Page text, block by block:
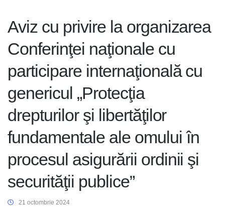
Aviz cu privire la organizarea
Conferinţei naţionale cu
participare internaţională cu
genericul „Protecţia
drepturilor şi libertăţilor
fundamentale ale omului în
procesul asigurării ordinii şi
securităţii publice”
21 octombrie 2024